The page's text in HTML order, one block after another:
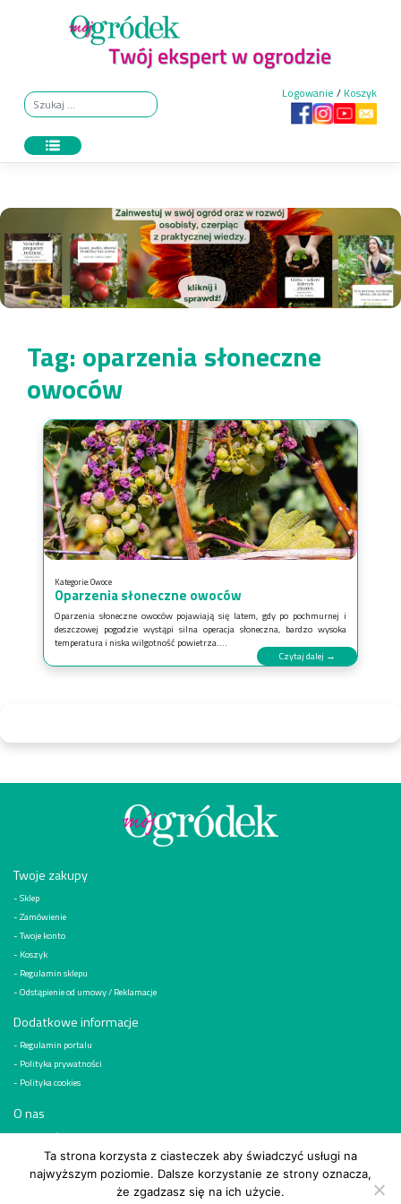
Logowanie / Koszyk
Tag: oparzenia słoneczne
owoców
Kategorie:Owoce
Oparzenia słoneczne owoców
Oparzenia słoneczne owoców pojawiają się latem, gdy po pochmurnej i
deszczowej pogodzie wystąpi silna operacja słoneczna, bardzo wysoka
temperatura i niska wilgotność powietrza....
Czytaj dalej →
Twoje zakupy
Sklep
Zamówienie
Twoje konto
Koszyk
Regulamin sklepu
Odstąpienie od umowy / Reklamacje
Dodatkowe informacje
Regulamin portalu
Polityka prywatności
Polityka cookies
O nas
Kim jesteśmy
Reklama
Kontakt
Ta strona korzysta z ciasteczek aby świadczyć usługi na
najwyższym poziomie. Dalsze korzystanie ze strony oznacza,
że zgadzasz się na ich użycie.